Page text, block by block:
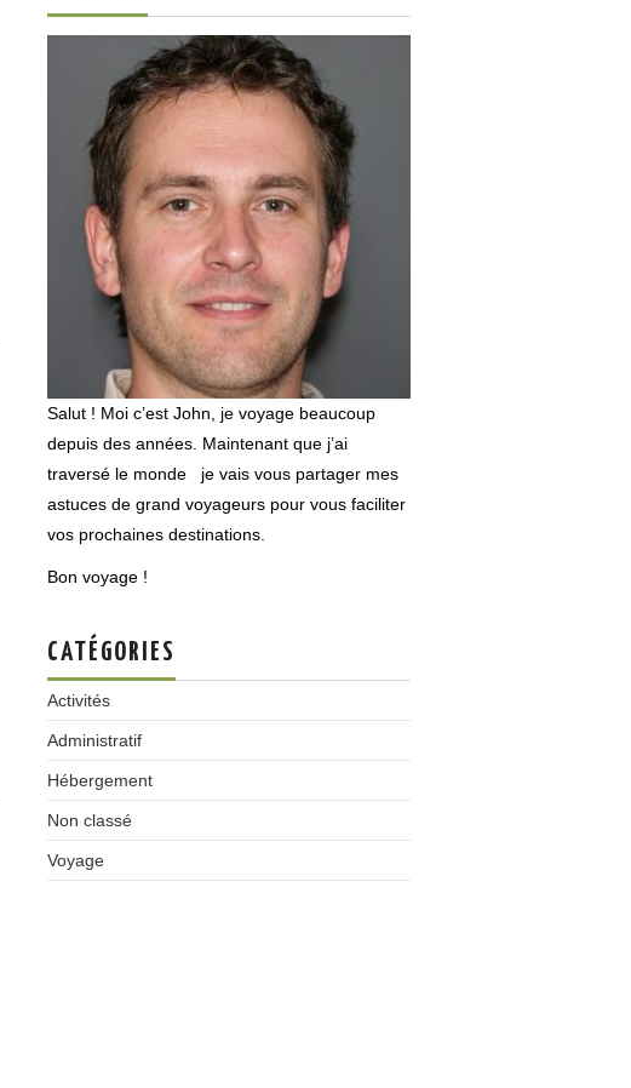
Salut ! Moi c’est John, je voyage beaucoup
depuis des années. Maintenant que j’ai
traversé le monde je vais vous partager mes
astuces de grand voyageurs pour vous faciliter
vos prochaines destinations.
Bon voyage !
CATÉGORIES
Activités
Administratif
Hébergement
Non classé
Voyage